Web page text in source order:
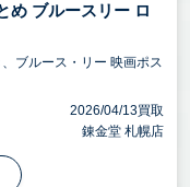
め ブルースリー ロ
ブルース・リー 映画ポス
2026/04/13買取
錬金堂 札幌店